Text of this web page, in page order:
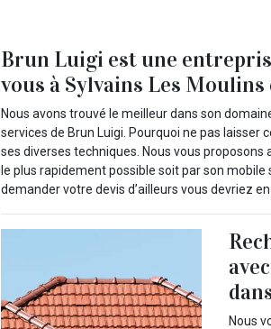
Brun Luigi est une
vous à Sylvains Les Moulins
Nous avons trouvé le meilleur dans son
services de Brun Luigi. Pourquoi ne pas
ses diverses techniques. Nous vous
le plus rapidement possible soit par son
demander votre devis d’ailleurs vous devriez
Nous